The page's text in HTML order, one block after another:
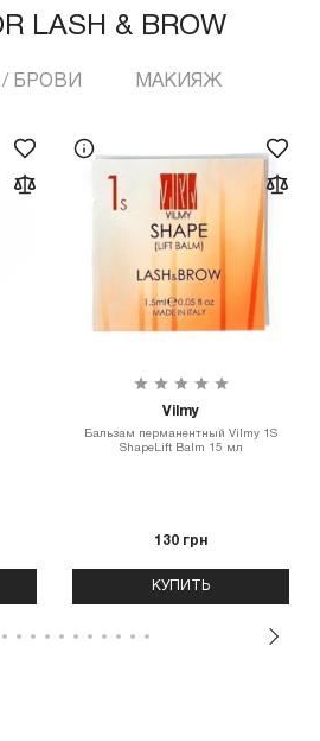
LASH & BROW
БРОВИ МАКИЯЖ
Vilmy
Бальзам перманентный Vilmy 1S
ShapeLift Balm 15 мл
130 грн
КУПИТЬ